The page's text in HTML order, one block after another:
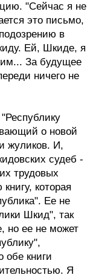
"Сейчас я не
это письмо,
в
Ей, Шкиде, я
За будущее
ничего не
о новой
жуликов. И,
судеб -
трудовых
которая
Ее не
Шкид", так
но ее не может
обе книги
Я